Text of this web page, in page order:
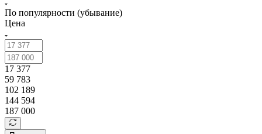
По популярности (убывание)
Цена
17 377
59 783
102 189
144 594
187 000